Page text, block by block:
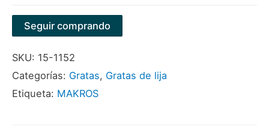
ESPIGO
2"
X
1"
X
Seguir comprando
SKU: 15-1152
Categorías: Gratas, Gratas de lija
Etiqueta: MAKROS